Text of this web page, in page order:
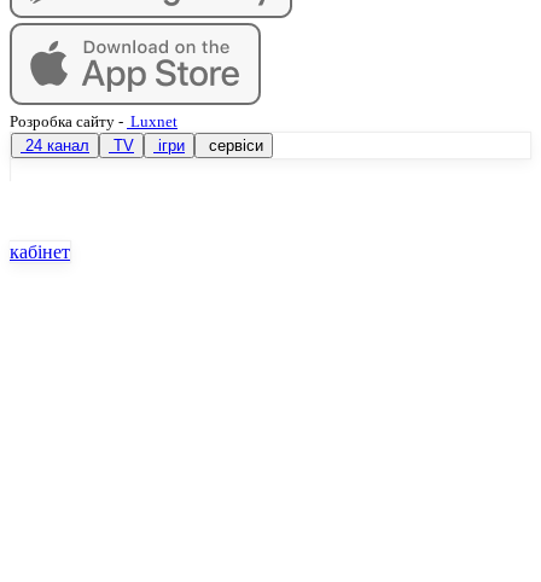
Розробка сайту - Luxnet
24 канал
TV ігри сервіси
кабінет